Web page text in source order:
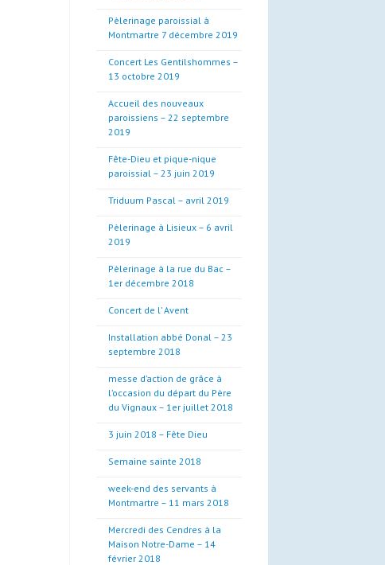
Pèlerinage paroissial à
Montmartre 7 décembre 2019
Concert Les Gentilshommes –
13 octobre 2019
Accueil des nouveaux
paroissiens – 22 septembre
2019
Fête-Dieu et pique-nique
paroissial – 23 juin 2019
Triduum Pascal – avril 2019
Pèlerinage à Lisieux – 6 avril
2019
Pèlerinage à la rue du Bac –
1er décembre 2018
Concert de l’ Avent
Installation abbé Donal – 23
septembre 2018
messe d’action de grâce à
l’occasion du départ du Père
du Vignaux – 1er juillet 2018
3 juin 2018 – Fête Dieu
Semaine sainte 2018
week-end des servants à
Montmartre – 11 mars 2018
Mercredi des Cendres à la
Maison Notre-Dame – 14
février 2018